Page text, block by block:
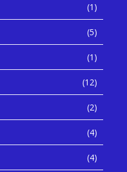
(1)
(5)
(1)
(12)
(2)
(4)
(4)